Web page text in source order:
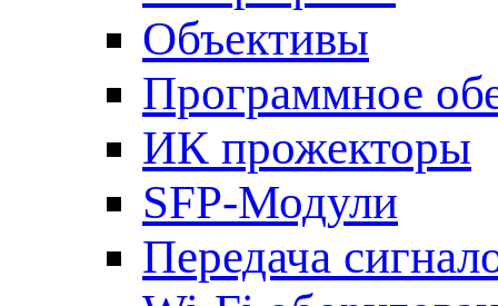
Объективы
Программное
ИК прожекторы
SFP-Модули
Передача